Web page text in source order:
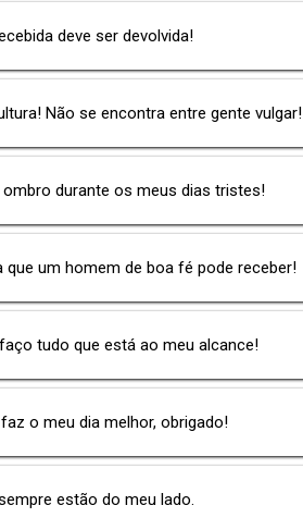
deve ser devolvida!
Não se encontra entre gente vulgar!
durante os meus dias tristes!
um homem de boa fé pode receber!
tudo que está ao meu alcance!
o meu dia melhor, obrigado!
estão do meu lado.